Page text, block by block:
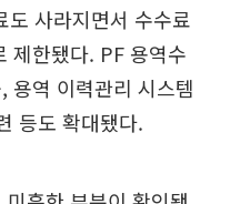
도 사라지면서 수수료
제한됐다. PF 용역수
용역 이력관리 시스템
등도 확대됐다.